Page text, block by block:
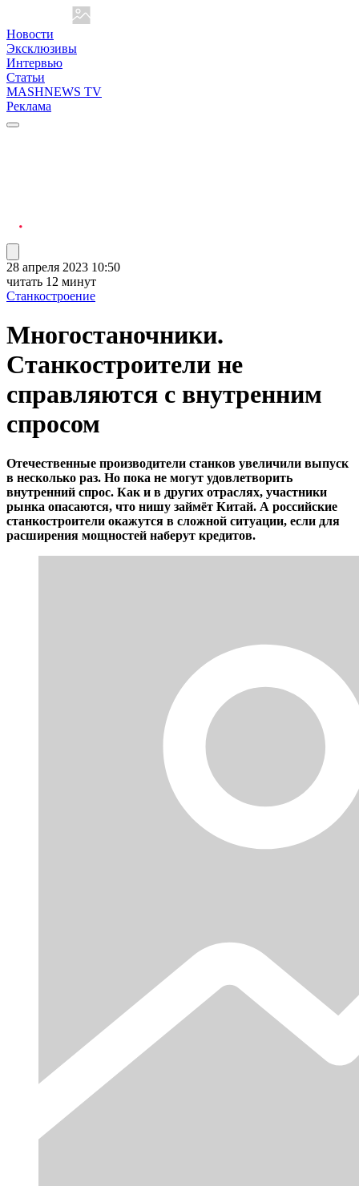
Новости
Эксклюзивы
Интервью
Статьи
MASHNEWS TV
Реклама
28 апреля 2023 10:50
читать 12 минут
Станкостроение
Многостаночники.
Станкостроители не
справляются с внутренним
спросом
Отечественные производители станков увеличили выпуск
в несколько раз. Но пока не могут удовлетворить
внутренний спрос. Как и в других отраслях, участники
рынка опасаются, что нишу займёт Китай. А российские
станкостроители окажутся в сложной ситуации, если для
расширения мощностей наберут кредитов.